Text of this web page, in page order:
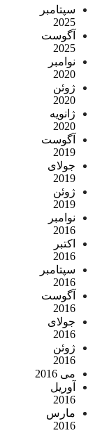
سپتامبر
2025
آگوست
2025
نوامبر
2020
ژوئن
2020
ژانویه
2020
آگوست
2019
جولای
2019
ژوئن
2019
نوامبر
2016
اکتبر
2016
سپتامبر
2016
آگوست
2016
جولای
2016
ژوئن
2016
می 2016
آوریل
2016
مارس
2016